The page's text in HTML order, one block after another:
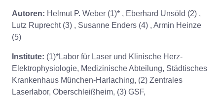
Autoren: Helmut P. Weber (1)* , Eberhard Unsöld (2) ,
Lutz Ruprecht (3) , Susanne Enders (4) , Armin Heinze
(5)
Institute: (1)*Labor für Laser und Klinische Herz-
Elektrophysiologie, Medizinische Abteilung, Städtisches
Krankenhaus München-Harlaching, (2) Zentrales
Laserlabor, Oberschleißheim, (3) GSF,